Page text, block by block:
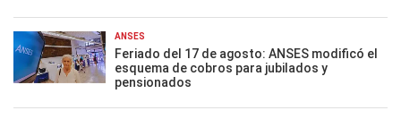
ANSES
Feriado del 17 de agosto: ANSES modificó el
esquema de cobros para jubilados y
pensionados